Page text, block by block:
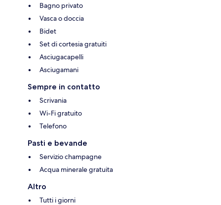
Bagno privato
Vasca o doccia
Bidet
Set di cortesia gratuiti
Asciugacapelli
Asciugamani
Sempre in contatto
Scrivania
Wi-Fi gratuito
Telefono
Pasti e bevande
Servizio champagne
Acqua minerale gratuita
Altro
Tutti i giorni